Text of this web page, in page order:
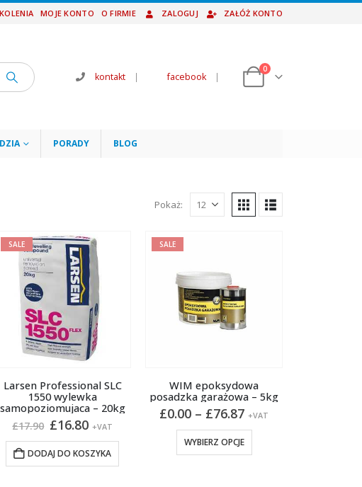
MOJE KONTO O FIRMIE ZALOGUJ ZAŁÓŻ KONTO
kontakt | facebook |
0
PORADY BLOG
Pokaż:
SALE
Larsen Professional SLC
1550 wylewka
samopoziomujaca – 20kg
£17.90 Pierwotna
cena
wynosiła:
£17.90.
£16.80Aktualna
cena
wynosi:
£16.80.
+VAT
DODAJ DO KOSZYKA
SALE
WIM epoksydowa
posadzka garażowa – 5kg
£0.00 – £76.87Zakres
cen:
od
£0.00
+VAT
WYBIERZ OPCJE
produkt